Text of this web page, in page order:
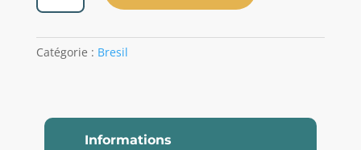
Kimilho
500gr
Catégorie : Bresil
Informations